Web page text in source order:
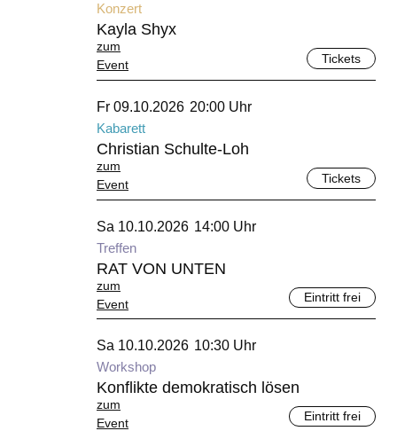
Konzert
Tickets
Kayla Shyx
zum
Event
Oktober 2026
Fr 09.10.2026 20:00 Uhr
Kabarett
Tickets
Christian Schulte-Loh
zum
Event
Oktober 2026
Sa 10.10.2026 14:00 Uhr
Treffen
Eintritt frei
RAT VON UNTEN
zum
Event
Oktober 2026
Sa 10.10.2026 10:30 Uhr
Workshop
Eintritt frei
Konflikte demokratisch lösen
zum
Event